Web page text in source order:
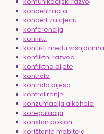
koncentracija
koncert za djecu
konferencija
konflikti
konflikti među vršnjacima
konfliktni razvod
konfliktno dijete
kontrola
kontrola bijesa
kontroliranje
konzumacija alkohola
koregulacija
koristan poklon
korištenje mobitela